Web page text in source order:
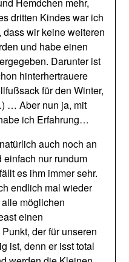
dritten Kindes war ich
wir keine weiteren
und habe einen
Darunter ist
hinterhertrauere
für den Winter,
… Aber nun ja, mit
ich Erfahrung…
auch noch an
einfach nur rundum
es ihm immer sehr.
endlich mal wieder
möglichen
einen
der für unseren
ist, denn er isst total